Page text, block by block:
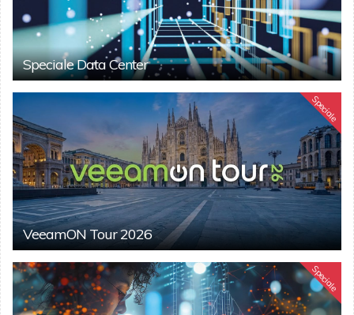
Speciale Data Center
Speciale
VeeamON Tour 2026
Speciale